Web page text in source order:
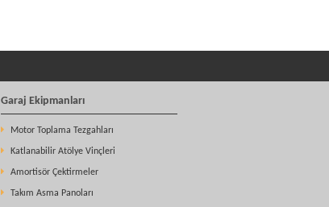
Garaj Ekipmanları
Motor Toplama Tezgahları
Katlanabilir Atölye Vinçleri
Amortisör Çektirmeler
Takım Asma Panoları